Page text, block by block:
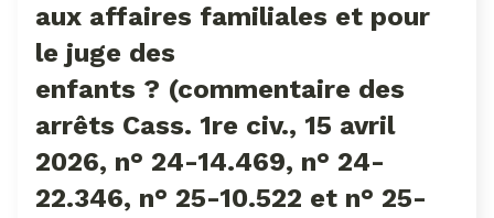
aux affaires familiales et pour
le juge des
enfants ? (commentaire des
arrêts Cass. 1re civ., 15 avril
2026, n° 24-14.469, n° 24-
22.346, n° 25-10.522 et n° 25-